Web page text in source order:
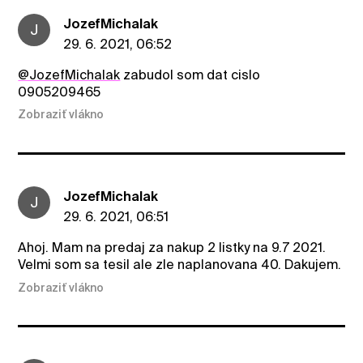
J
JozefMichalak
29. 6. 2021, 06:52
@JozefMichalak zabudol som dat cislo
0905209465
Zobraziť vlákno
J
JozefMichalak
29. 6. 2021, 06:51
Ahoj. Mam na predaj za nakup 2 listky na 9.7 2021.
Velmi som sa tesil ale zle naplanovana 40. Dakujem.
Zobraziť vlákno